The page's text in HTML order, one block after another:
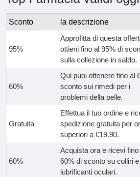
Sconto la descrizione
95%
Approfitta di questa
ottieni fino al 95% di
sulla collezione in saldo.
60%
Qui puoi ottenere fino al
sconto sui rimedi per i
problemi della pelle.
Gratuita
Effettua il tuo ordine e
spedizione gratuita per
superiori a €19.90.
60%
Acquista ora e ricevi fino
60% di sconto su colliri e
lubrificanti oculari.